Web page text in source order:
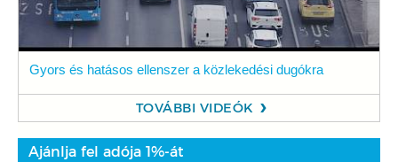
Gyors és hatásos ellenszer a közlekedési dugókra
TOVÁBBI VIDEÓK
Ajánlja fel adója 1%-át